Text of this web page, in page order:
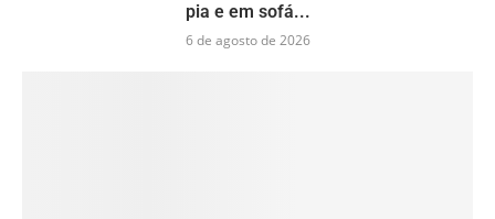
pia e em sofá...
6 de agosto de 2026